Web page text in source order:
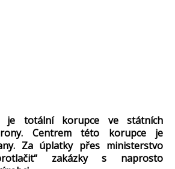
je totální korupce ve státních
Centrem této korupce je
Za úplatky přes ministerstvo
čit“ zakázky s naprosto